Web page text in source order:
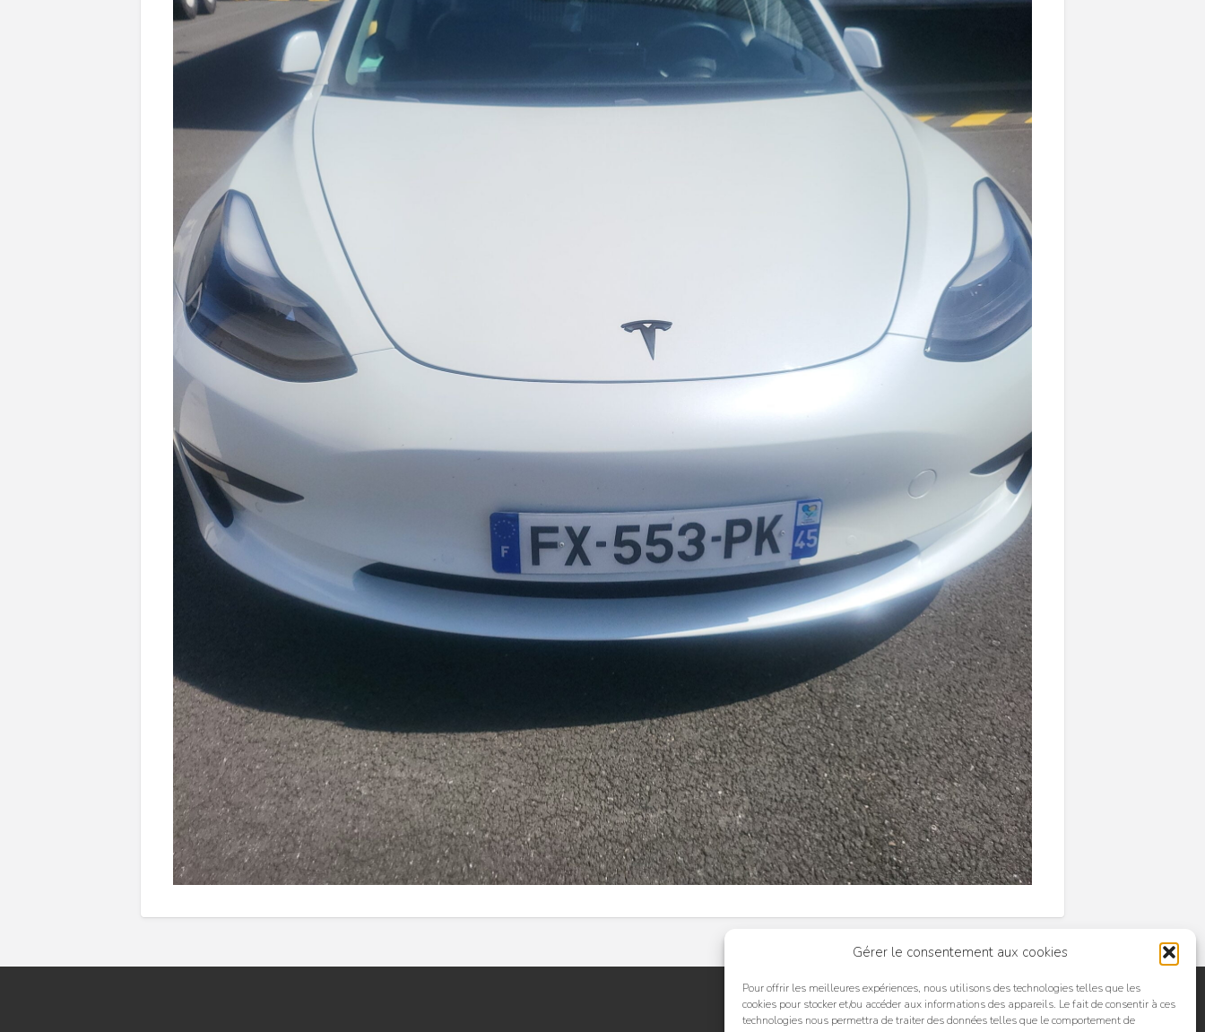
Gérer le consentement aux cookies
Pour offrir les meilleures expériences, nous utilisons des technologies telles que les
cookies pour stocker et/ou accéder aux informations des appareils. Le fait de consentir à ces
technologies nous permettra de traiter des données telles que le comportement de